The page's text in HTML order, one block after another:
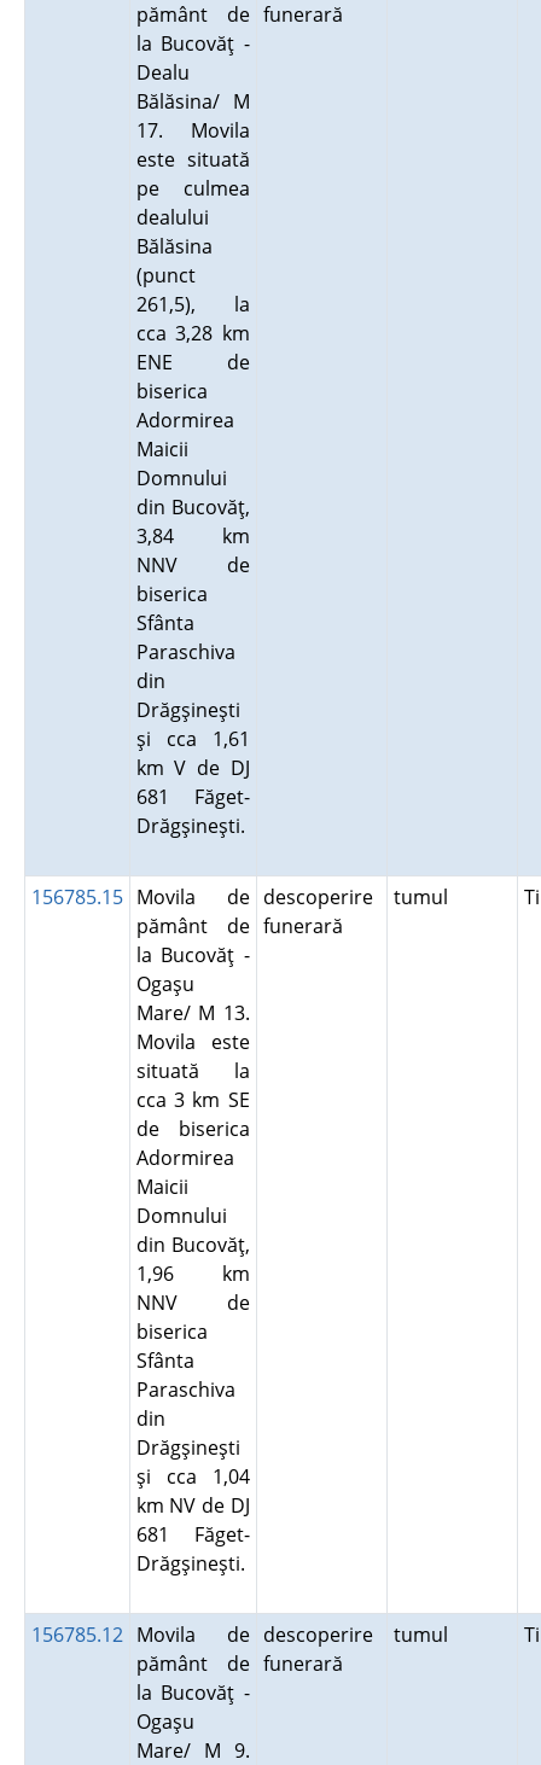
pământ de
la Bucovăţ -
Dealu
Bălăsina/ M
17. Movila
este situată
pe culmea
dealului
Bălăsina
(punct
261,5), la
cca 3,28 km
ENE de
biserica
Adormirea
Maicii
Domnului
din Bucovăţ,
3,84 km
NNV de
biserica
Sfânta
Paraschiva
din
Drăgşineşti
şi cca 1,61
km V de DJ
681 Făget-
Drăgşineşti.
funerară
156785.15 Movila de
pământ de
la Bucovăţ -
Ogaşu
Mare/ M 13.
Movila este
situată la
cca 3 km SE
de biserica
Adormirea
Maicii
Domnului
din Bucovăţ,
1,96 km
NNV de
biserica
Sfânta
Paraschiva
din
Drăgşineşti
şi cca 1,04
km NV de DJ
681 Făget-
Drăgşineşti.
descoperire
funerară
tumul
156785.12 Movila de
pământ de
la Bucovăţ -
Ogaşu
Mare/ M 9.
descoperire
funerară
tumul